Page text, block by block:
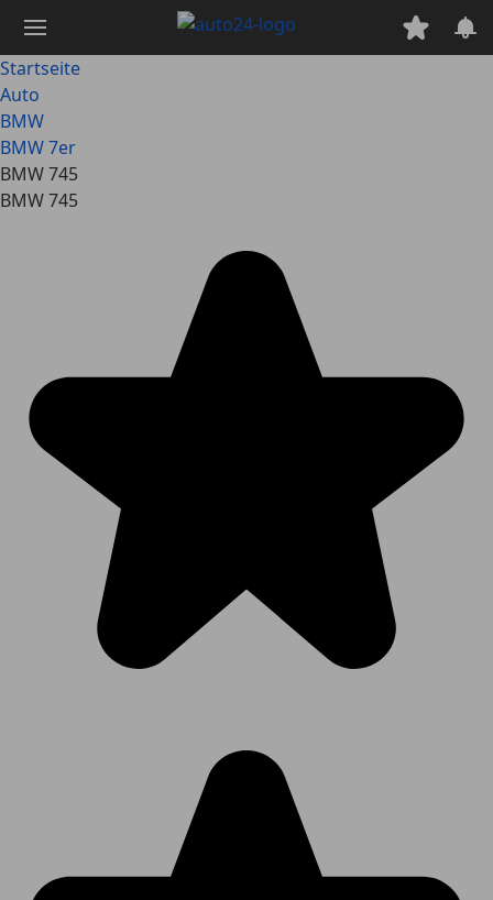
Hauptinhalt
springen
Startseite
Auto
BMW
BMW 7er
BMW 745
BMW 745